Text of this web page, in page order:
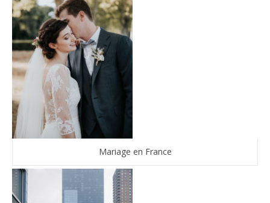
Mariage en France